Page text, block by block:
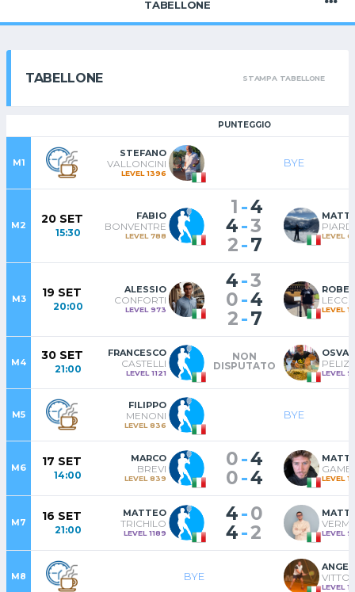
TABELLONE
TABELLONE STAMPA TABELLONE
PUNTEGGIO
M1
STEFANO
VALLONCINI
LEVEL 1396
BYE
M2 20 SET
15:30
FABIO
BONVENTRE
LEVEL 788
1 -4
4-3
2-7
PIARDI
LEVEL
M3 19 SET
20:00
ALESSIO
CONFORTI
LEVEL 973
4-3
0-4
2-7 LEVEL
M4 30 SET
21:00
FRANCESCO
CASTELLI
LEVEL 1121
NON
DISPUTATO
LEVEL
M5
FILIPPO
MENONI
LEVEL 836
BYE
M6 17 SET
14:00
MARCO
BREVI
LEVEL 839
0-4
0-4 LEVEL
M7 16 SET
21:00
MATTEO
TRICHILO
LEVEL 1189
4-0
4-2 VERMI
LEVEL
M8 BYE
LEVEL